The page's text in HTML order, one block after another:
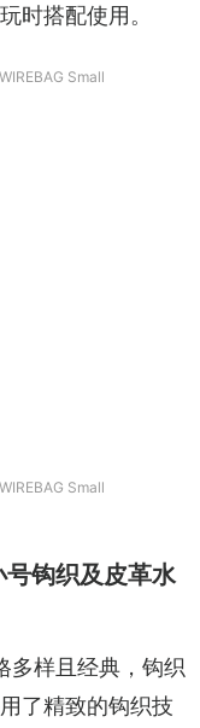
时搭配使用。
Small
Small
钩织及皮革水
多样且经典，钩织
了精致的钩织技